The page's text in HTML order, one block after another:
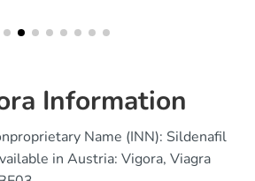
Information
Name (INN): Sildenafil
in Austria: Vigora, Viagra